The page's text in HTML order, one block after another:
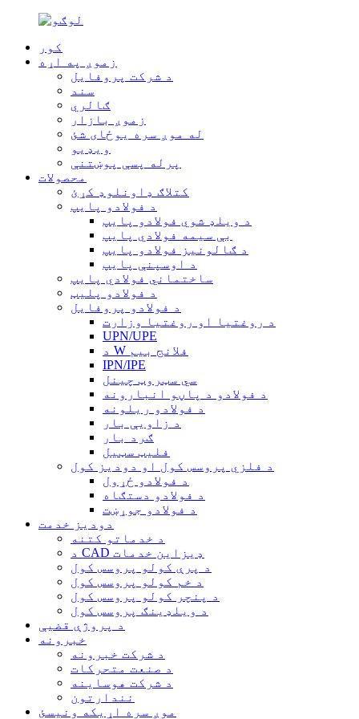
کور
زموږ په اړه
د شرکت پروفایل
سند
ګالري
زموږ بازار
له موږ سره یوځای شئ
ویډیو
پرله پسې پوښتنې
محصولات
کتلاګ ډاونلوډ کړئ
د فولادو پایپ
د ویلډ شوي فولادو پایپ
بې سیمه فولادي پایپ
د ګالونیز فولادو پایپ
د اوسپنې پایپ
ساختماني فولادي پایپ
د فولادو پلیټ
د فولادو پروفایل
د روغتیا او روغتیا وزارت
UPN/UPE
د W فلانج بیم
IPN/IPE
سي سټروټ چینل
د فولادو د پاڼو انبارونه
د فولادو ریلونه
د زاویې بار
ګرد بار
فلیټ سټیل
د فلزي پروسس کول او دودیز کول
د فولادو ځړول
د فولادو دستګاه
د فولادو جوړښت
دودیز خدمت
د خدماتو کتنه
د CAD ډیزاین خدمات
د پرې کولو پروسس کول
د خم کولو پروسس کول
د پنچر کولو پروسس کول
د ویلډینګ پروسس کول
د پروژې قضیې
خبرونه
د شرکت خبرونه
د صنعت متحرکات
د شرکت هوساینه
نندارتون
موږ سره اړیکه ونیسئ